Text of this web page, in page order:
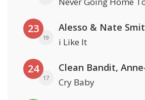
23
19
Alesso & Nate
i Like It
24
17 Cry Baby